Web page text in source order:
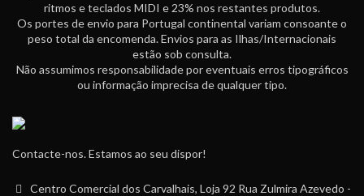
ritmos e teclados MIDI e 23% nos restantes produtos.
Os portes de envio para Portugal continental variam consoante o
peso total da encomenda. Envios para as Ilhas/Internacionais
estão sob consulta.
Não assumimos responsabilidade por eventuais erros tipográficos
ou informação imprecisa de qualquer tipo.
Contacte-nos. Estamos ao seu dispor!
Centro Comercial dos Carvalhais, Loja 92 Rua Zulmira Azevedo -